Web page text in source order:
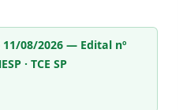
08/2026 — Edital nº
· TCE SP